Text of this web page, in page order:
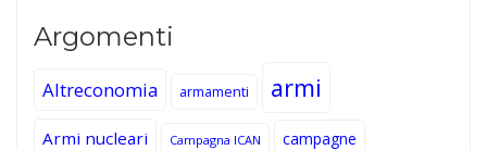
Argomenti
Altreconomia armamenti armi
Armi nucleari Campagna ICAN campagne